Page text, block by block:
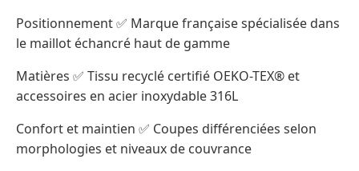
Positionnement ✅ Marque française spécialisée dans
le maillot échancré haut de gamme
Matières ✅ Tissu recyclé certifié OEKO-TEX® et
accessoires en acier inoxydable 316L
Confort et maintien ✅ Coupes différenciées selon
morphologies et niveaux de couvrance